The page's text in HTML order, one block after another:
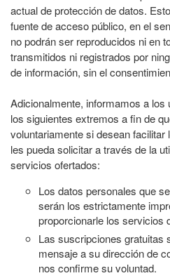
actual de protección de datos.
fuente de acceso público, en el
no podrán ser reproducidos ni en
transmitidos ni registrados por
de información, sin el
Adicionalmente, informamos a
los siguientes extremos a fin de
voluntariamente si desean
les pueda solicitar a través de la
servicios ofertados:
Los datos personales que
serán los estrictamente
proporcionarle los servicios
Las suscripciones gratuitas
mensaje a su dirección de
nos confirme su voluntad.